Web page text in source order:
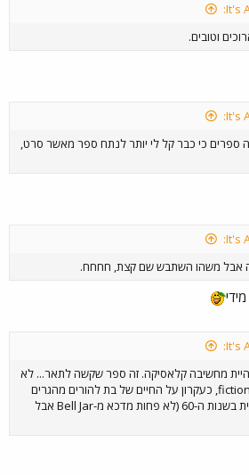
וטובים.
ספרים כי כבר קל לי יותר לנתח ספר מאשר סרט,
אבל משהו השתבש שם קצת, חחחח.
אם היית מחשיבה קלאסיקה. זה ספר שקשה לתאר... לא
אוטוביוגרפיה אבל גם לא fiction, כעקרון על החיים של בת להורים מהגרים
סיניים שחיה בארצות הברית בשנות ה-60 (לא פחות מדכא מ-Bell Jar אבל